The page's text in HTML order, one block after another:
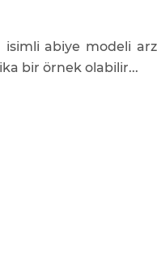
isimli abiye modeli
bir örnek olabilir...